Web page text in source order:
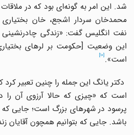
شد. این امر به گونهای بود که در ملاقات
محمدخان سردار اشجع، خان بختیاری
نفت انگلیس گفت: «زندگی چادرنشینی
این وضعیت]حکومت بر لرهای بختیاری
است».
دکتر یانگ این جمله را چنین تعبیر کرد
است که «چیزی که حالا آرزوی آن را
پرسود در شهرهای بزرگ است؛ جایی که
باشد. جایی که بتوانیم همچون آقایان